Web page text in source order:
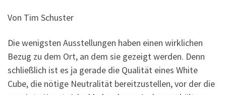
Von Tim Schuster
Die wenigsten Ausstellungen haben einen wirklichen
Bezug zu dem Ort, an dem sie gezeigt werden. Denn
schließlich ist es ja gerade die Qualität eines White
Cube, die nötige Neutralität bereitzustellen, vor der die